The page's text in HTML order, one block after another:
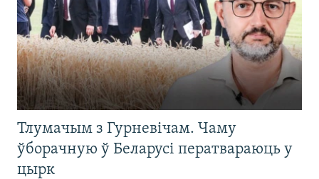
Тлумачым з Гурневічам. Чаму
ўборачную ў Беларусі ператвараюць у
цырк